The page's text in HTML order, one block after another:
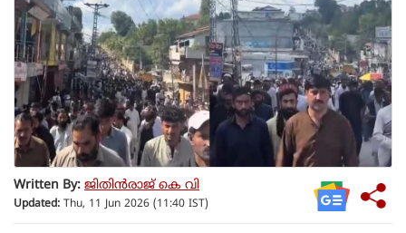
Written By: ജിതിൻരാജ് കെ വി
Updated: Thu, 11 Jun 2026 (11:40 IST)